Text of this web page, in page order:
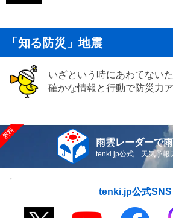
「知る防災」地震
いざという時にあわてない
確かな情報と行動で防災力
雨雲レーダーで雨
tenki.jp公式 天気予報
tenki.jp公式SNS